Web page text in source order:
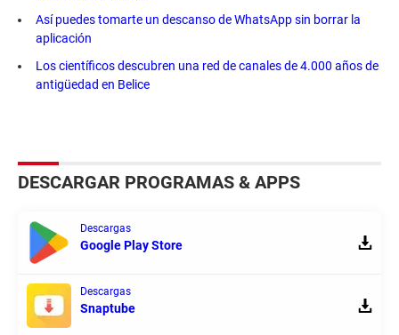
Así puedes tomarte un descanso de WhatsApp sin borrar la
aplicación
Los científicos descubren una red de canales de 4.000 años de
antigüedad en Belice
DESCARGAR PROGRAMAS & APPS
Descargas
Google Play Store
Descargas
Snaptube